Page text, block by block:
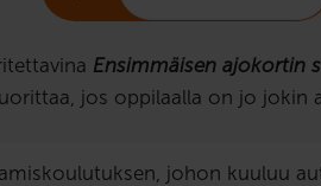
Ensimmäisen ajokortin
jos oppilaalla on jo
johon kuuluu